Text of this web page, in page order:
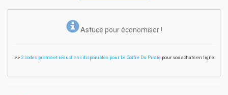
Astuce pour économiser !
>> 2 codes promo et réductions disponibles pour Le Coffre Du Pirate pour vos achats en ligne